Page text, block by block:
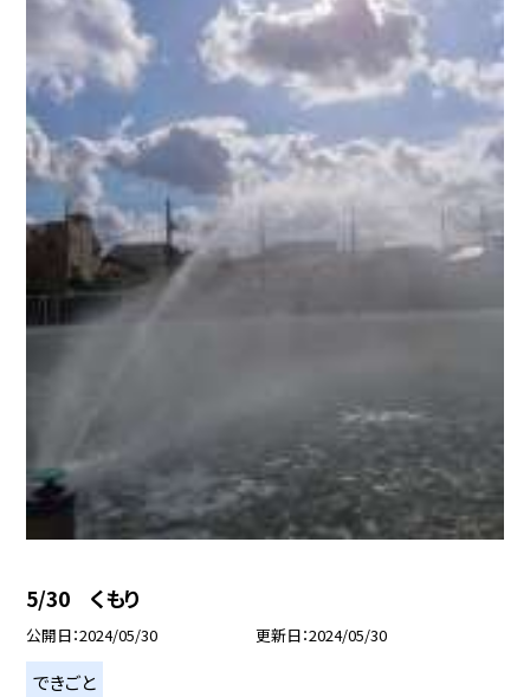
5/30 くもり
公開日 2024/05/30 更新日 2024/05/30
できごと